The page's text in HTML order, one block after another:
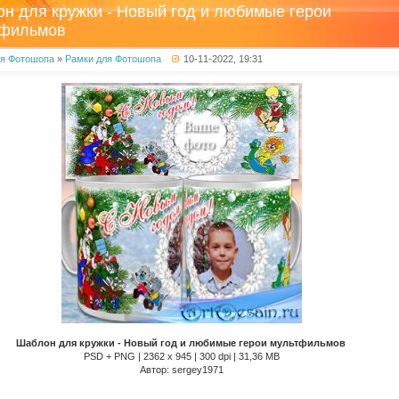
для кружки - Новый год и любимые герои
Фотошопа » Рамки для Фотошопа 10-11-2022, 19:31
Шаблон для кружки - Новый год и любимые герои мультфильмов
PSD + PNG | 2362 x 945 | 300 dpi | 31,36 MB
Автор: sergey1971